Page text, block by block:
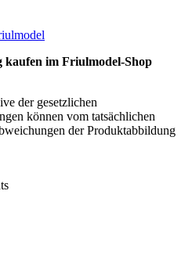
kaufen im Friulmodel-Shop
der gesetzlichen
können vom tatsächlichen
der Produktabbildung